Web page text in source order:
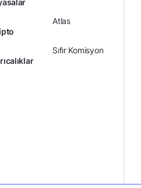
Atlas
Sıfır Komisyon